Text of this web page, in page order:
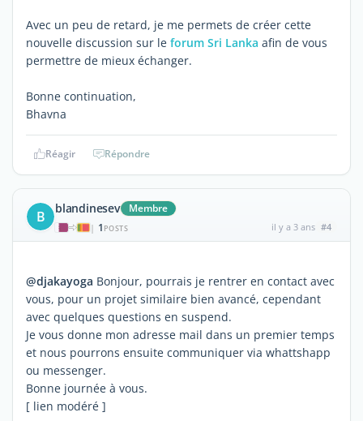
Avec un peu de retard, je me permets de créer cette
nouvelle discussion sur le forum Sri Lanka afin de vous
permettre de mieux échanger.
Bonne continuation,
Bhavna
Réagir Répondre
B blandinesev Membre
| 1 POSTS il y a 3 ans #4
@djakayoga Bonjour, pourrais je rentrer en contact avec
vous, pour un projet similaire bien avancé, cependant
avec quelques questions en suspend.
Je vous donne mon adresse mail dans un premier temps
et nous pourrons ensuite communiquer via whattshapp
ou messenger.
Bonne journée à vous.
[ lien modéré ]